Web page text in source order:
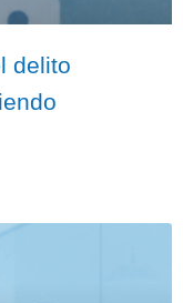
delito